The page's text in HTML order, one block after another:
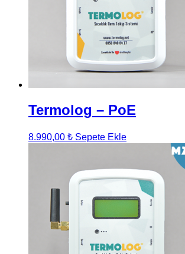
Termolog – PoE
8.990,00 ₺ Sepete Ekle